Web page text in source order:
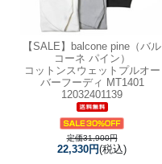
【SALE】
balcone pine（バル
コーネ パイン）
コットンスウェットプルオー
バーフーディ MT1401
12032401139
定価31,900円
22,330円(税込)